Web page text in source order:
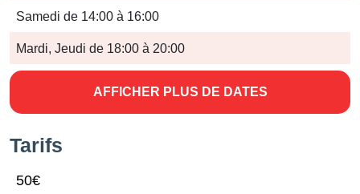
Samedi de 14:00 à 16:00
Mardi, Jeudi de 18:00 à 20:00
AFFICHER PLUS DE DATES
Tarifs
50€